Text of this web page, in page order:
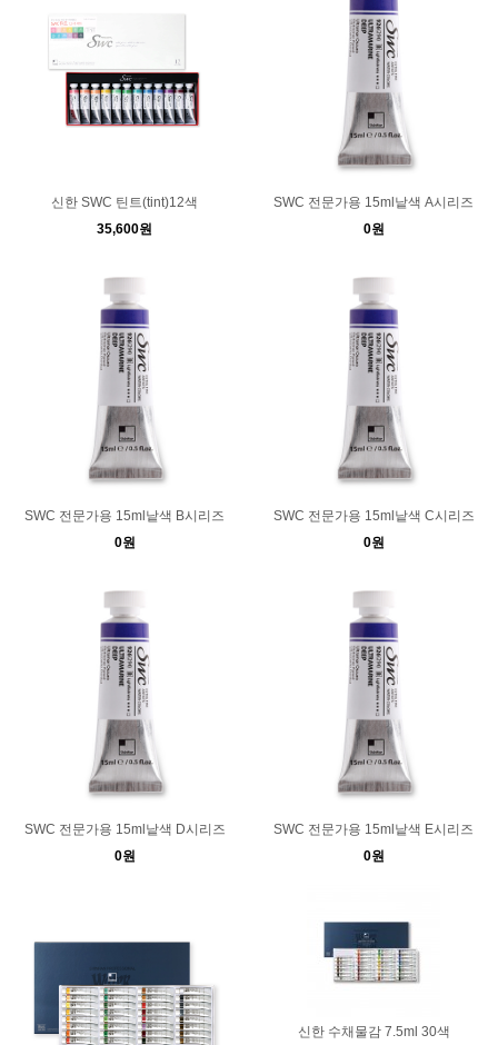
신한 SWC 틴트(tint)12색
35,600원
SWC 전문가용 15ml낱색 A시리즈
0원
SWC 전문가용 15ml낱색 B시리즈
0원
SWC 전문가용 15ml낱색 C시리즈
0원
SWC 전문가용 15ml낱색 D시리즈
0원
SWC 전문가용 15ml낱색 E시리즈
0원
신한 수채물감 7.5ml 30색